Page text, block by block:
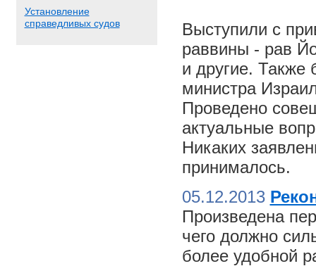
Установление
справедливых судов
Выступили с
раввины - рав
и другие. Также
министра
Проведено
актуальные
Никаких
принималось.
05.12.2013
Произведена
чего должно
более удобной